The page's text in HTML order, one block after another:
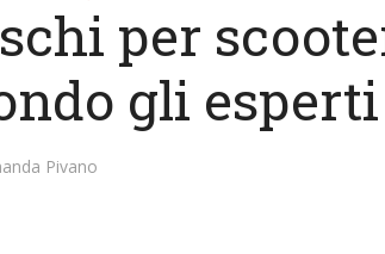
per
gli esperti
Pivano